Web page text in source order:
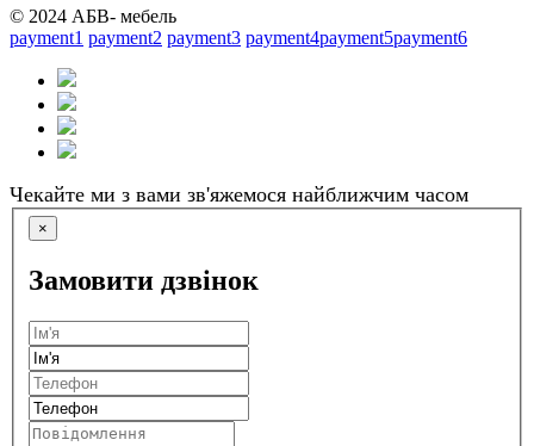
© 2024 АБВ- мебель
payment1 payment2 payment3 payment4payment5payment6
Чекайте ми з вами зв'яжемося найближчим часом
×
Замовити дзвінок